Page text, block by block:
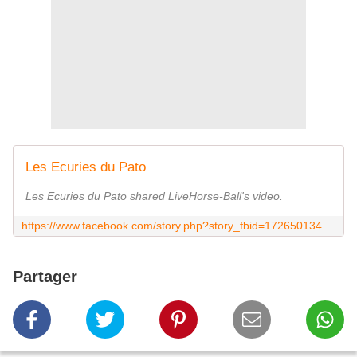
Les Ecuries du Pato
Les Ecuries du Pato shared LiveHorse-Ball's video.
Partager